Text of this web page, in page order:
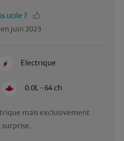
utile ?
juin 2023
Electrique
0.0L - 64 ch
mais exclusivement